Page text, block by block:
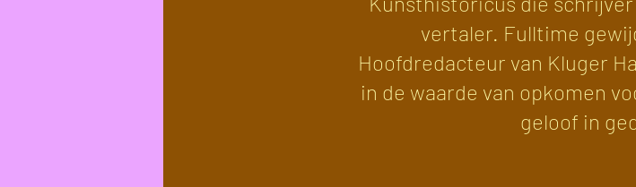
vertaler. Fulltime
Hoofdredacteur van Kluger
in de waarde van opkomen
geloof in